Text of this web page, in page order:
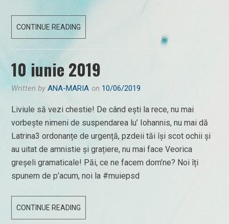
CONTINUE READING
IUNIE
10 iunie 2019
Written byANA-MARIA on 10/06/2019
Liviule să vezi chestie! De când ești la rece, nu mai
vorbește nimeni de suspendarea lu’ Iohannis, nu mai dă
Latrina3 ordonanțe de urgență, pzdeii tăi își scot ochii și
au uitat de amnistie și grațiere, nu mai face Veorica
greșeli gramaticale! Păi, ce ne facem dom’ne? Noi îți
spunem de p’acum, noi la #muiepsd
CONTINUE READING
IUNIE